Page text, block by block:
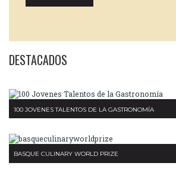
DESTACADOS
100 JOVENES TALENTOS DE LA GASTRONOMÍA
BASQUE CULINARY WORLD PRIZE